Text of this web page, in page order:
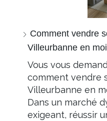
Comment vendre
Villeurbanne en
Vous vous
comment vendre
Villeurbanne en
Dans un marché
exigeant, réussir